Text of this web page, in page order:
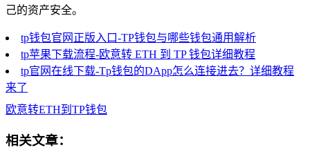
己的资产安全。
tp钱包官网正版入口-TP钱包与哪些钱包通用解析
tp苹果下载流程-欧意转 ETH 到 TP 钱包详细教程
tp官网在线下载-Tp钱包的DApp怎么连接进去？详细教程
来了
欧意转ETH到TP钱包
相关文章：